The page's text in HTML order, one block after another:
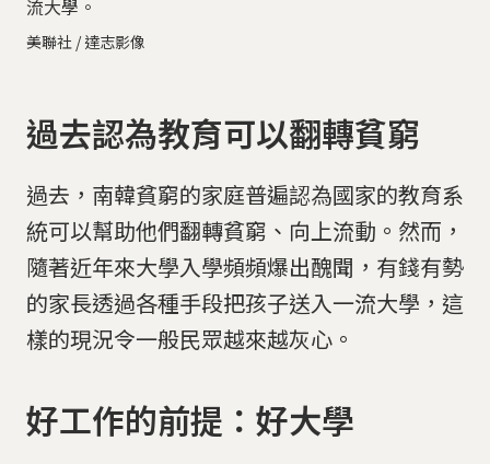
流大學。
美聯社 / 達志影像
過去認為教育可以翻轉貧窮
過去，南韓貧窮的家庭普遍認為國家的教育系
統可以幫助他們翻轉貧窮、向上流動。然而，
隨著近年來大學入學頻頻爆出醜聞，有錢有勢
的家長透過各種手段把孩子送入一流大學，這
樣的現況令一般民眾越來越灰心。
好工作的前提：好大學